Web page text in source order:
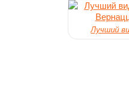
Лучший